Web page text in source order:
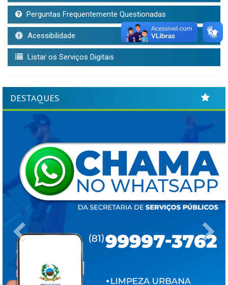
Perguntas Frequentemente Questionadas
Acessibilidade
Listar os Serviços Digitais
DESTAQUES